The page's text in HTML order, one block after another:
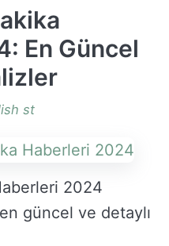
En Güncel
st
2024
güncel ve detaylı